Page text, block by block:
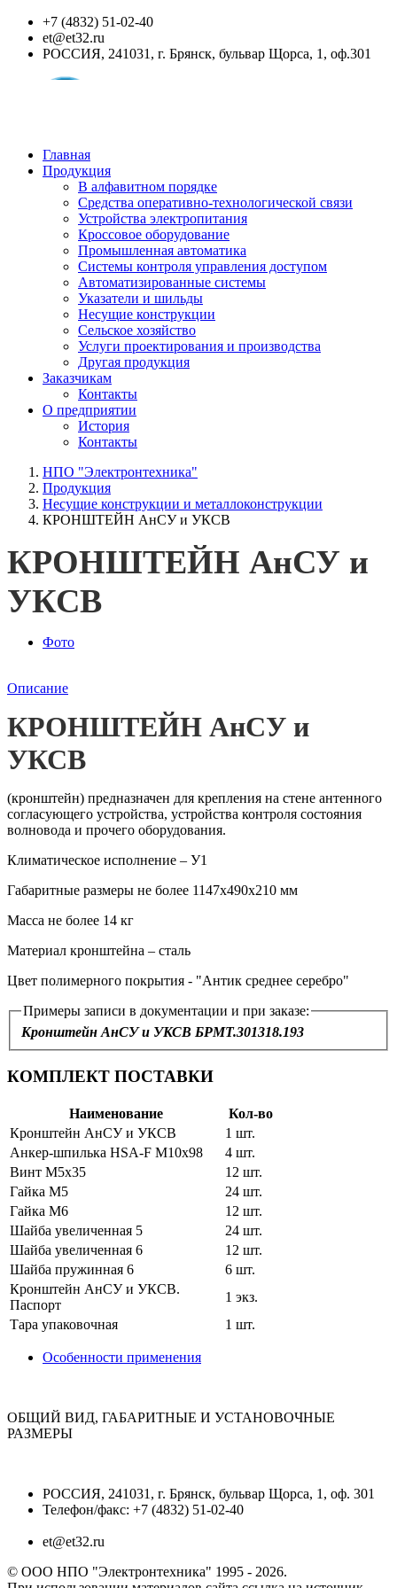
+7 (4832) 51-02-40
et@et32.ru
РОССИЯ, 241031, г. Брянск, бульвар Щорса, 1, оф.301
Главная
Продукция
В алфавитном порядке
Средства оперативно-технологической связи
Устройства электропитания
Кроссовое оборудование
Промышленная автоматика
Системы контроля управления доступом
Автоматизированные системы
Указатели и шильды
Несущие конструкции
Сельское хозяйство
Услуги проектирования и производства
Другая продукция
Заказчикам
Контакты
О предприятии
История
Контакты
НПО "Электронтехника"
Продукция
Несущие конструкции и металлоконструкции
КРОНШТЕЙН АнСУ и УКСВ
КРОНШТЕЙН АнСУ и
УКСВ
Фото
Описание
КРОНШТЕЙН АнСУ и
УКСВ
(кронштейн) предназначен для крепления на стене антенного
согласующего устройства, устройства контроля состояния
волновода и прочего оборудования.
Климатическое исполнение – У1
Габаритные размеры не более 1147х490х210 мм
Масса не более 14 кг
Материал кронштейна – сталь
Цвет полимерного покрытия - "Антик среднее серебро"
Примеры записи в документации и при заказе:
Кронштейн АнСУ и УКСВ БРМТ.301318.193
КОМПЛЕКТ ПОСТАВКИ
Наименование
Кол-во
Кронштейн АнСУ и УКСВ
1 шт.
Анкер-шпилька HSA-F M10x98
4 шт.
Винт М5х35
12 шт.
Гайка М5
24 шт.
Гайка М6
12 шт.
Шайба увеличенная 5
24 шт.
Шайба увеличенная 6
12 шт.
Шайба пружинная 6
6 шт.
Кронштейн АнСУ и УКСВ.
Паспорт
1 экз.
Тара упаковочная
1 шт.
Особенности применения
ОБЩИЙ ВИД, ГАБАРИТНЫЕ И УСТАНОВОЧНЫЕ
РАЗМЕРЫ
РОССИЯ, 241031, г. Брянск, бульвар Щорса, 1, оф. 301
Телефон/факс: +7 (4832) 51-02-40
et@et32.ru
© ООО НПО "Электронтехника" 1995 - 2026.